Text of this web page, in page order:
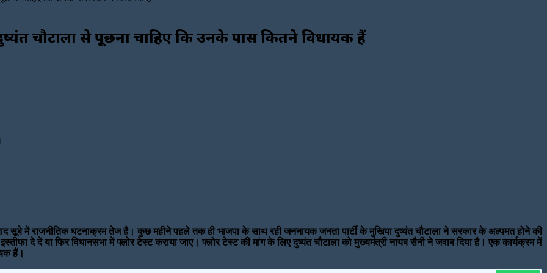
चौटाला से पूछना चाहिए कि उनके पास कितने विधायक हैं
सूबे में राजनीतिक घटनाक्रम तेज है। कुछ महीने पहले तक ही भाजपा के साथ रही जननायक जनता पार्टी के मुखिया दुष्यंत चौटाला ने सरकार के अल्पमत होने की
दे दें या फिर विधानसभा में फ्लोर टेस्ट कराया जाए। फ्लोर टेस्ट की मांग के लिए दुष्यंत चौटाला को मुख्यमंत्री नायब सैनी ने जवाब दिया है। एक कार्यक्रम में
हैं।